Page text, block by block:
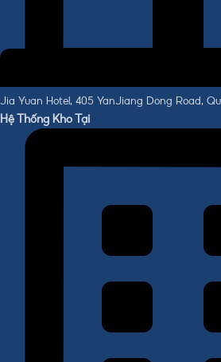
Jia Yuan Hotel, 405 YanJiang Dong Road,
Hệ Thống Kho Tại